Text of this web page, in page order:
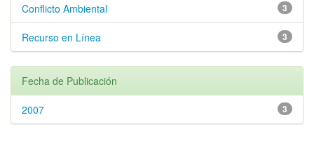
3
Conflicto Ambiental
3
Recurso en Línea
Fecha de Publicación
3
2007